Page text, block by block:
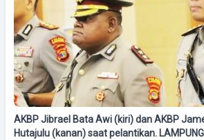
AKBP Jibrael Bata Awi (kiri) dan AKBP
Hutajulu (kanan) saat pelantikan.